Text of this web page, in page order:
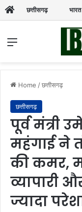
छत्तीसगढ़ भारत
Menu
Home /छत्तीसगढ़
छत्तीसगढ़
पूर्व मंत्री
महंगाई ने
की कमर,
व्यापारी
ज्यादा